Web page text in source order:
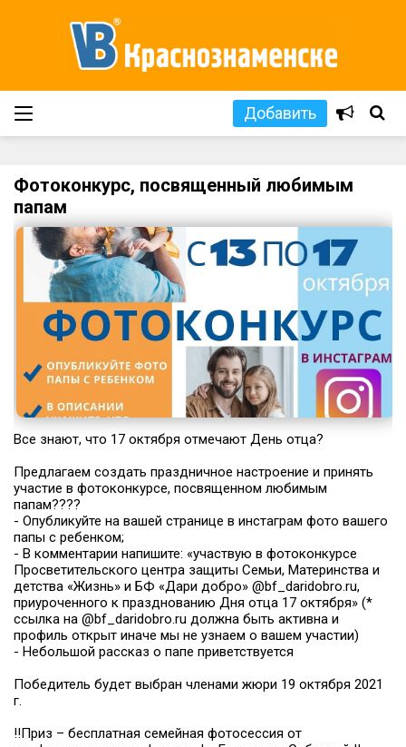
Добавить
Фотоконкурс, посвященный любимым
папам
Все знают, что 17 октября отмечают День отца?
Предлагаем создать праздничное настроение и принять
участие в фотоконкурсе, посвященном любимым
папам????
- Опубликуйте на вашей странице в инстаграм фото вашего
папы с ребенком;
- В комментарии напишите: «участвую в фотоконкурсе
Просветительского центра защиты Семьи, Материнства и
детства «Жизнь» и БФ «Дари добро» @bf_daridobro.ru,
приуроченного к празднованию Дня отца 17 октября» (*
ссылка на @bf_daridobro.ru должна быть активна и
профиль открыт иначе мы не узнаем о вашем участии)
- Небольшой рассказ о папе приветствуется
Победитель будет выбран членами жюри 19 октября 2021
г.
‼Приз – бесплатная семейная фотосессия от